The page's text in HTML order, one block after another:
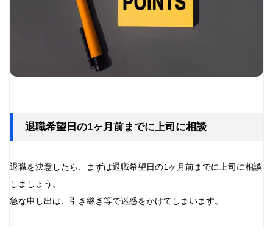
退職希望日の1ヶ月前までに上司に相談
退職を決意したら、まずは退職希望日の1ヶ月前までに上司に相談
しましょう。
急な申し出は、引き継ぎ等で迷惑をかけてしまいます。